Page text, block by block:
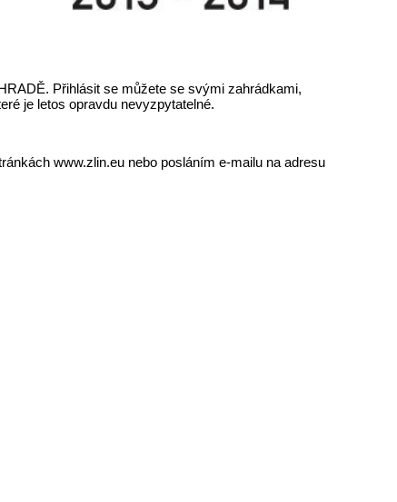
Přihlásit se můžete se svými zahrádkami,
je letos opravdu nevyzpytatelné.
www.zlin.eu nebo posláním e-mailu na adresu